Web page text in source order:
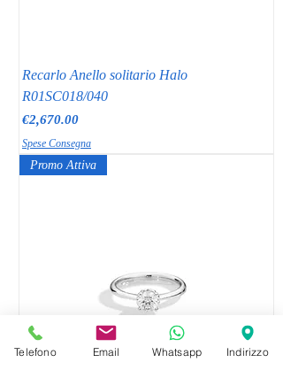
Recarlo Anello solitario Halo
R01SC018/040
Price
€2,670.00
Spese Consegna
Promo Attiva
Telefono Email Whatsapp Indirizzo